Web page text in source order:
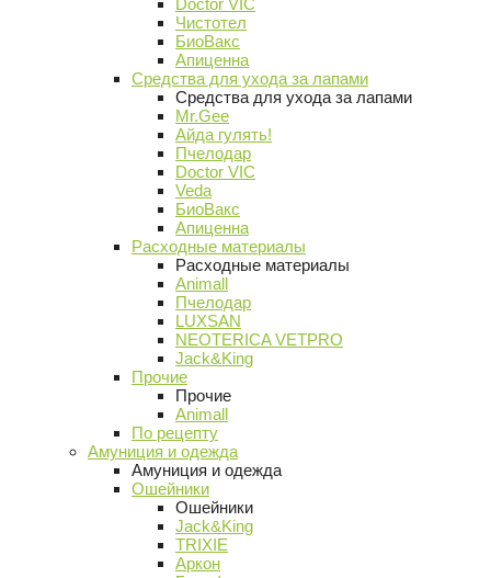
Doctor VIC
Чистотел
БиоВакс
Апиценна
Средства для ухода за лапами
Средства для ухода за лапами
Mr.Gee
Айда гулять!
Пчелодар
Doctor VIC
Veda
БиоВакс
Апиценна
Расходные материалы
Расходные материалы
Animall
Пчелодар
LUXSAN
NEOTERICA VETPRO
Jack&King
Прочие
Прочие
Animall
По рецепту
Амуниция и одежда
Амуниция и одежда
Ошейники
Ошейники
Jack&King
TRIXIE
Аркон